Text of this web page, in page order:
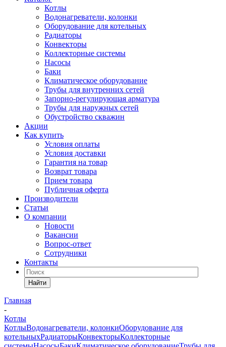
Котлы
Водонагреватели, колонки
Оборудование для котельных
Радиаторы
Конвекторы
Коллекторные системы
Насосы
Баки
Климатическое оборудование
Трубы для внутренних сетей
Запорно-регулирующая арматура
Трубы для наружных сетей
Обустройство скважин
Акции
Как купить
Условия оплаты
Условия доставки
Гарантия на товар
Возврат товара
Прием товара
Публичная оферта
Производители
Статьи
О компании
Новости
Вакансии
Вопрос-ответ
Сотрудники
Контакты
Найти
Главная
-
Котлы
КотлыВодонагреватели, колонкиОборудование для
котельныхРадиаторыКонвекторыКоллекторные